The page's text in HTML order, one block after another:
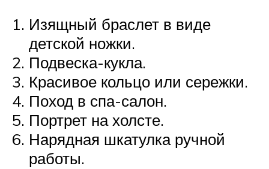
Изящный браслет в виде
детской ножки.
Подвеска-кукла.
Красивое кольцо или сережки.
Поход в спа-салон.
Портрет на холсте.
Нарядная шкатулка ручной
работы.